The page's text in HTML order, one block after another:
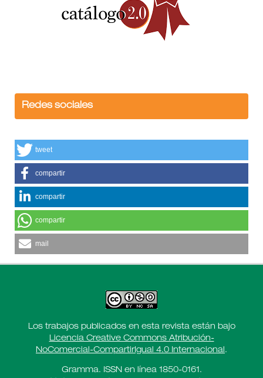
Redes sociales
tweet
compartir
compartir
compartir
mail
Los trabajos publicados en esta revista están bajo
Licencia Creative Commons Atribución-
NoComercial-CompartirIgual 4.0 Internacional.
Gramma. ISSN en línea 1850-0161.